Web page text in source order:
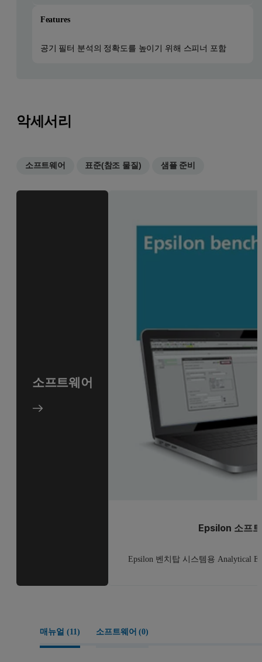
Features
공기 필터 분석의 정확도를 높이기 위해 스피너 포함
악세서리
소프트웨어 표준(참조 물질) 샘플 준비
소프트웨어
Epsilon 소프
Epsilon 벤치탑 시스템용 Analytical
매뉴얼 (11) 소프트웨어 (0)